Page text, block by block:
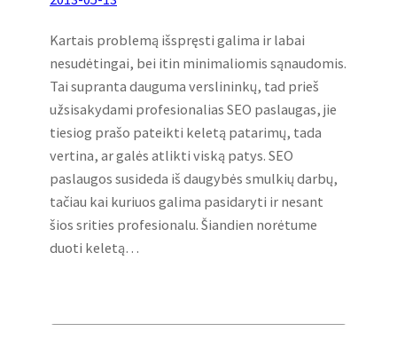
Kartais problemą išspręsti galima ir labai
nesudėtingai, bei itin minimaliomis sąnaudomis.
Tai supranta dauguma verslininkų, tad prieš
užsisakydami profesionalias SEO paslaugas, jie
tiesiog prašo pateikti keletą patarimų, tada
vertina, ar galės atlikti viską patys. SEO
paslaugos susideda iš daugybės smulkių darbų,
tačiau kai kuriuos galima pasidaryti ir nesant
šios srities profesionalu. Šiandien norėtume
duoti keletą…